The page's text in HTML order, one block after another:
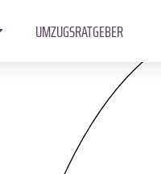
UMZUGSRATGEBER